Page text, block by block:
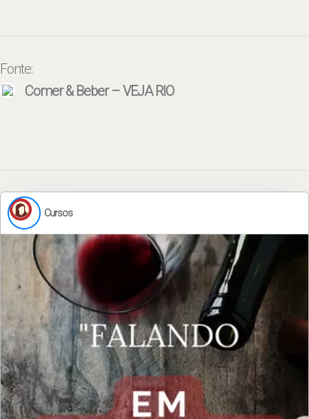
Fonte:
Comer & Beber – VEJA RIO
Cursos